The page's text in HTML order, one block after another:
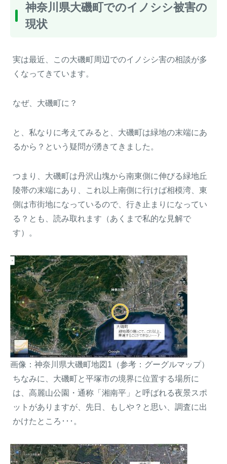
神奈川県大磯町でのイノシシ被害の
現状
実は最近、この大磯町周辺でのイノシシ害の相談が多
くなってきています。
なぜ、大磯町に？
と、私なりに考えてみると、大磯町は緑地の末端にあ
るから？という疑問が湧きてきました。
つまり、大磯町は丹沢山塊から南東側に伸びる緑地丘
陵帯の末端にあり、これ以上南側に行けば相模湾、東
側は市街地になっているので、行き止まりになってい
る？とも、読み取れます（あくまで私的な見解で
す）。
画像：神奈川県大磯町地図1（参考：グーグルマップ）
ちなみに、大磯町と平塚市の境界に位置する場所に
は、高麗山公園・通称「湘南平」と呼ばれる夜景スポ
ットがありますが、先日、もしや？と思い、調査に出
かけたところ･･･。